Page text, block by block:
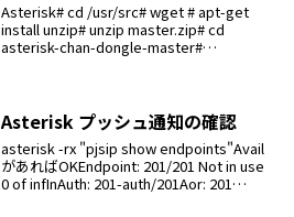
Asterisk# cd /usr/src# wget # apt-get
install unzip# unzip master.zip# cd
asterisk-chan-dongle-master#
Asterisk プッシュ通知の確認
asterisk -rx "pjsip show endpoints"Avail
があればOKEndpoint: 201/201 Not in use
0 of infInAuth: 201-auth/201Aor: 201